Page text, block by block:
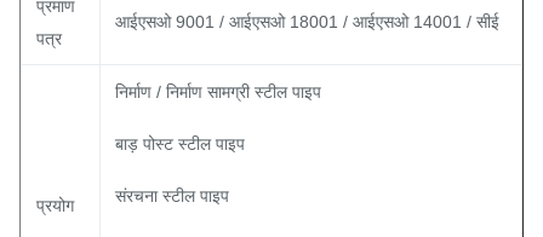
प्रमाण
पत्र
आईएसओ 9001 / आईएसओ 18001 / आईएसओ 14001 / सीई
प्रयोग
निर्माण / निर्माण सामग्री स्टील पाइप
बाड़ पोस्ट स्टील पाइप
संरचना स्टील पाइप